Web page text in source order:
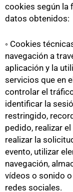
cookies según la
datos obtenidos:
◦ Cookies
navegación a
aplicación y la
servicios que en
controlar el
identificar la
restringido,
pedido, realizar
realizar la
evento, utilizar
navegación,
vídeos o sonido
redes sociales.